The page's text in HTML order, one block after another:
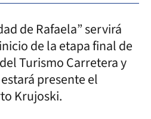
de Rafaela” servirá
de la etapa final de
Turismo Carretera y
presente el
Krujoski.